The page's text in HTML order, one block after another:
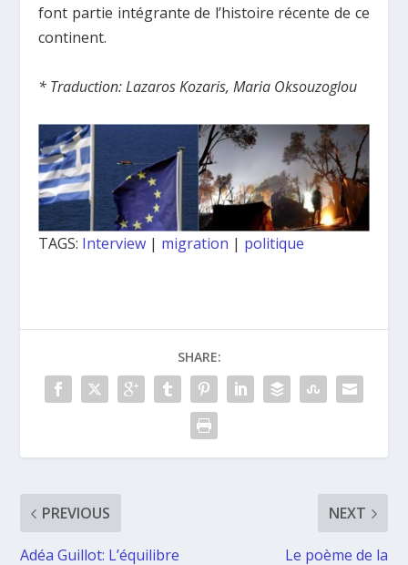
font partie intégrante de l’histoire récente de ce
continent.
* Traduction: Lazaros Kozaris, Maria Oksouzoglou
TAGS: Interview | migration | politique
SHARE:
PREVIOUS
Adéa Guillot: L’équilibre
NEXT
Le poème de la